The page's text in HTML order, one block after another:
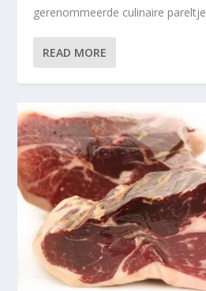
gerenommeerde culinaire
READ MORE